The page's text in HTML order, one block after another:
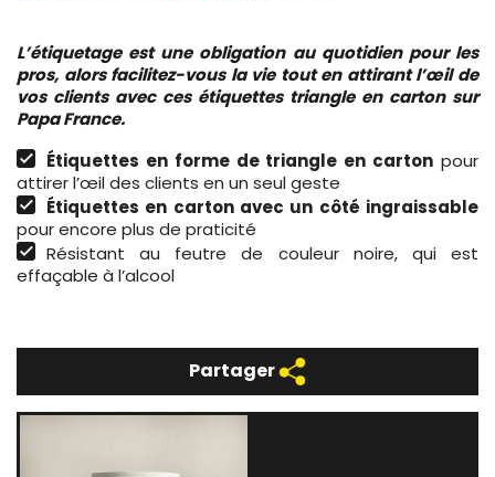
L’étiquetage est une obligation au quotidien pour les
pros, alors facilitez-vous la vie tout en attirant l’œil de
vos clients avec ces étiquettes triangle en carton sur
Papa France.
Étiquettes en forme de triangle en carton pour
attirer l’œil des clients en un seul geste
Étiquettes en carton avec un côté ingraissable
pour encore plus de praticité
Résistant au feutre de couleur noire, qui est
effaçable à l’alcool
Partager